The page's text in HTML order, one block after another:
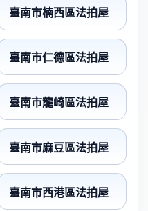
臺南市楠西區法拍屋
臺南市仁德區法拍屋
臺南市龍崎區法拍屋
臺南市麻豆區法拍屋
臺南市西港區法拍屋